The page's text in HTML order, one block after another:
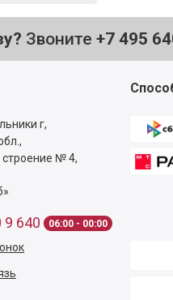
Звоните +7 495
г,
,
строение № 4,
9 640 06:00 - 00:00